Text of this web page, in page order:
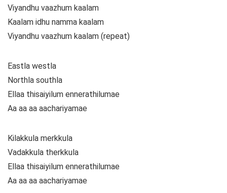
Viyandhu vaazhum kaalam
Kaalam idhu namma kaalam
Viyandhu vaazhum kaalam (repeat)
Eastla westla
Northla southla
Ellaa thisaiyilum ennerathilumae
Aa aa aa aachariyamae
Kilakkula merkkula
Vadakkula therkkula
Ellaa thisaiyilum ennerathilumae
Aa aa aa aachariyamae